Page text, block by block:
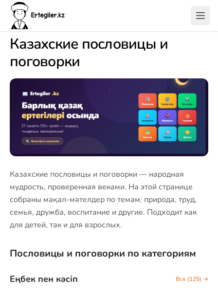
Казахские пословицы и
поговорки
Казахские пословицы и поговорки — народная
мудрость, проверенная веками. На этой странице
собраны мақал-мәтелдер по темам: природа, труд,
семья, дружба, воспитание и другие. Подходит как
для детей, так и для взрослых.
Пословицы и поговорки по категориям
Eңбек пен кәсіп Все (125) →